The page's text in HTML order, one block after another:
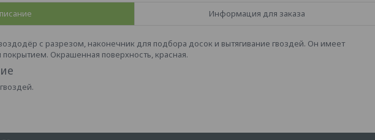
Информация для заказа
с разрезом, наконечник для подбора досок и вытягивание гвоздей. Он имеет
Окрашенная поверхность, красная.